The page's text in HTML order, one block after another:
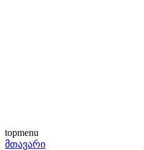
topmenu
მთავარი